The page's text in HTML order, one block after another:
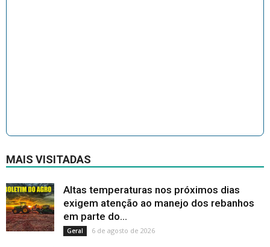
MAIS VISITADAS
Altas temperaturas nos próximos dias
exigem atenção ao manejo dos rebanhos
em parte do...
Geral 6 de agosto de 2026